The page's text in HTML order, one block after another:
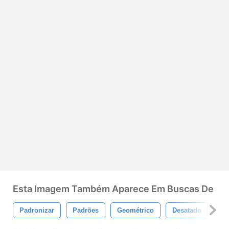
Esta Imagem Também Aparece Em Buscas De
Padronizar Padrões Geométrico Desatado